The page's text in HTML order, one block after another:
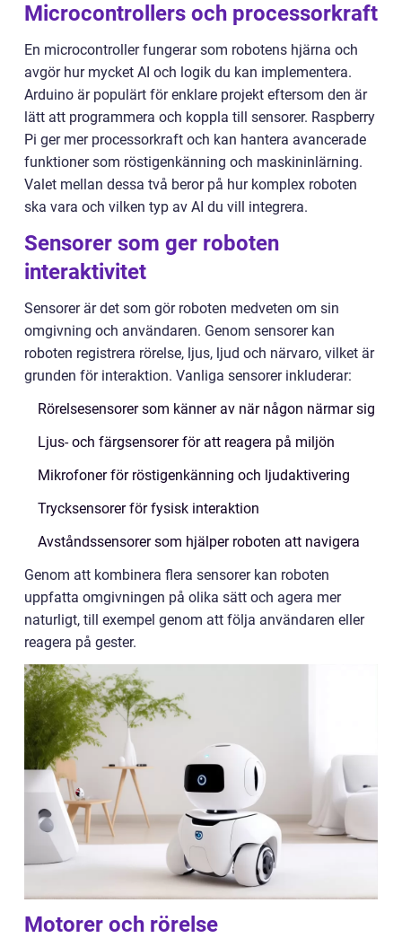
Microcontrollers och processorkraft
En microcontroller fungerar som robotens hjärna och
avgör hur mycket AI och logik du kan implementera.
Arduino är populärt för enklare projekt eftersom den är
lätt att programmera och koppla till sensorer. Raspberry
Pi ger mer processorkraft och kan hantera avancerade
funktioner som röstigenkänning och maskininlärning.
Valet mellan dessa två beror på hur komplex roboten
ska vara och vilken typ av AI du vill integrera.
Sensorer som ger roboten
interaktivitet
Sensorer är det som gör roboten medveten om sin
omgivning och användaren. Genom sensorer kan
roboten registrera rörelse, ljus, ljud och närvaro, vilket är
grunden för interaktion. Vanliga sensorer inkluderar:
Rörelsesensorer som känner av när någon närmar sig
Ljus- och färgsensorer för att reagera på miljön
Mikrofoner för röstigenkänning och ljudaktivering
Trycksensorer för fysisk interaktion
Avståndssensorer som hjälper roboten att navigera
Genom att kombinera flera sensorer kan roboten
uppfatta omgivningen på olika sätt och agera mer
naturligt, till exempel genom att följa användaren eller
reagera på gester.
Motorer och rörelse